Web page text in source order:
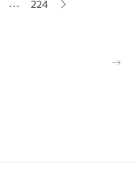
… 224